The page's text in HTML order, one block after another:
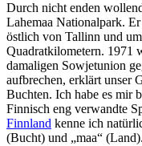
Durch nicht enden
Lahemaa Nationalpark.
östlich von Tallinn und
Quadratkilometern. 1971
damaligen Sowjetunion
aufbrechen, erklärt unser
Buchten. Ich habe es mir
Finnisch eng verwandte
Finnland kenne ich
(Bucht) und „maa“ (Land).